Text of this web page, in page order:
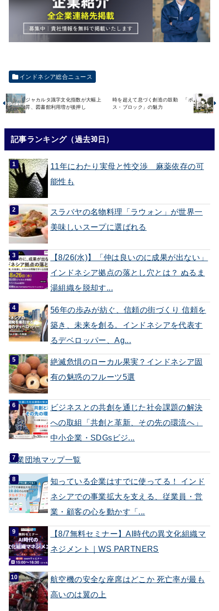
インドネシア総合ニュース
ジャカルタ識字文化指数が大幅上
昇、図書館利用増が後押し
時を超えて息づく創造の鼓動 「ポ
ス・ブロック」の魅力
記事ランキング（過去30日）
11年にわたり実母と性交渉 麻薬依存の可
能性も
スラバヤの名物料理「ラウォン」が世界一
美味しいスープに選ばれる
【8/26(水)】「仲は良いのに成果が出ない」
インドネシア拠点の落とし穴とは？ ぬるま
湯組織を脱却す...
56年の歩みが紡ぐ、信頼の街づくり 信頼を
築き、未来を創る。インドネシアを代表す
るデベロッパー、Ag...
絶滅危惧のローカル果実？インドネシア固
有の魅惑のフルーツ5選
ビジネスとの共創を通じた社会課題の解決
への取組「共創と革新、その先の環流へ」
中小企業・SDGsビジ...
工業団地マップ一覧
知っている企業はすでに使ってる！ インド
ネシアでの事業拡大を支える、従業員・営
業・顧客の心を動かす「...
【8/7無料セミナー】AI時代の異文化組織マ
ネジメント｜WS PARTNERS
航空機の安全な座席はどこか 死亡率が最も
高いのは翼の上